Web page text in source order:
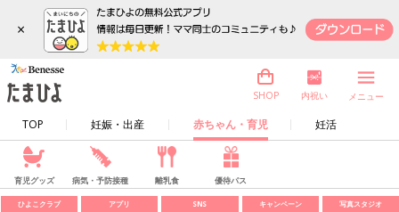
×
TOP 妊娠・出産 赤ちゃん・育児 妊活
SHOP 内祝い メニュー
育児グッズ 病気・予防接種 離乳食 優待パス
ひよこクラブ アプリ SNS キャンペーン 写真スタジオ